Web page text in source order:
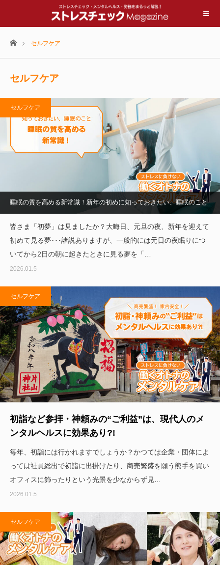
ホームセルフケア
セルフケア
セルフケア
睡眠の質を高める新常識！新年の初めに知っておきたい、睡眠のこと
皆さま「初夢」は見ましたか？大晦日、元旦の夜、新年を迎えて
初めて見る夢･･･諸説ありますが、一般的には元日の夜眠りにつ
いてから2日の朝に起きたときに見る夢を「…
2026.01.5
セルフケア
初詣など参拝・神頼みの“ご利益”は、現代人のメ
ンタルヘルスに効果あり?!
毎年、初詣には行かれますでしょうか？かつては企業・団体によ
っては社員総出で初詣に出掛けたり、商売繁盛を願う熊手を買い
オフィスに飾ったりという光景を少なからず見…
2026.01.5
セルフケア